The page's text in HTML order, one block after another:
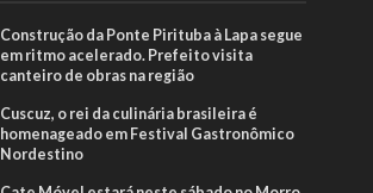
Construção da Ponte Pirituba à Lapa segue
em ritmo acelerado. Prefeito visita
canteiro de obras na região
Cuscuz, o rei da culinária brasileira é
homenageado em Festival Gastronômico
Nordestino